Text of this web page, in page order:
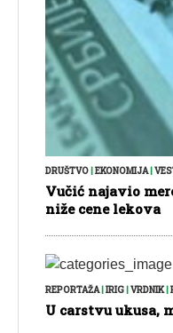
DRUŠTVO|EKONOMIJA|
Vučić najavio
niže cene lekova
REPORTAŽA| IRIG VRDNIK|
U carstvu ukusa,